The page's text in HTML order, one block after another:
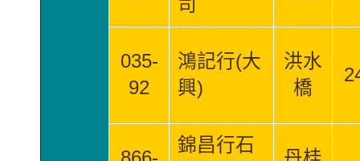
司
035-
92
鴻記行(大
興)
洪水
橋
錦昌行石